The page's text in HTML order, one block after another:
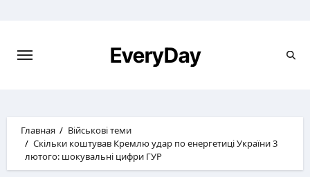
EveryDay
Главная
Військові теми
Скільки коштував Кремлю удар по енергетиці України 3
лютого: шокувальні цифри ГУР